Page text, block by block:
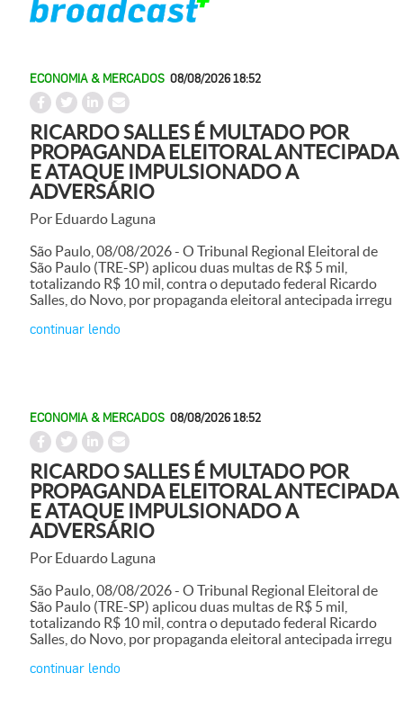
ECONOMIA & MERCADOS 08/08/2026 18:52
RICARDO SALLES É MULTADO POR
PROPAGANDA ELEITORAL ANTECIPADA
E ATAQUE IMPULSIONADO A
ADVERSÁRIO
Por Eduardo Laguna
São Paulo, 08/08/2026 - O Tribunal Regional Eleitoral de
São Paulo (TRE-SP) aplicou duas multas de R$ 5 mil,
totalizando R$ 10 mil, contra o deputado federal Ricardo
Salles, do Novo, por propaganda eleitoral antecipada irregu
continuar lendo
ECONOMIA & MERCADOS 08/08/2026 18:52
RICARDO SALLES É MULTADO POR
PROPAGANDA ELEITORAL ANTECIPADA
E ATAQUE IMPULSIONADO A
ADVERSÁRIO
Por Eduardo Laguna
São Paulo, 08/08/2026 - O Tribunal Regional Eleitoral de
São Paulo (TRE-SP) aplicou duas multas de R$ 5 mil,
totalizando R$ 10 mil, contra o deputado federal Ricardo
Salles, do Novo, por propaganda eleitoral antecipada irregu
continuar lendo